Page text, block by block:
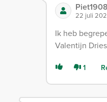
Piet1908
22 juli
Ik heb
Valentijn
1